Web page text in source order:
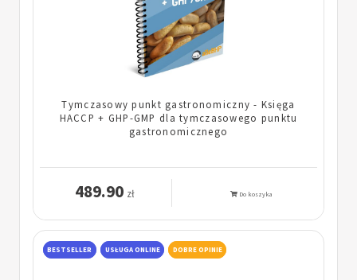
Tymczasowy punkt gastronomiczny - Księga
HACCP + GHP-GMP dla tymczasowego punktu
gastronomicznego
489.90 zł Do koszyka
BESTSELLER USŁUGA ONLINE DOBRE OPINIE